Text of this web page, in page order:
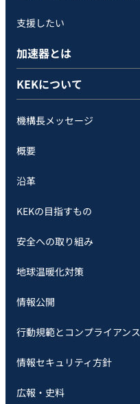
支援したい
加速器とは
KEKについて
機構長メッセージ
概要
沿革
KEKの目指すもの
安全への取り組み
地球温暖化対策
情報公開
行動規範とコンプライアンス
情報セキュリティ方針
広報・史料